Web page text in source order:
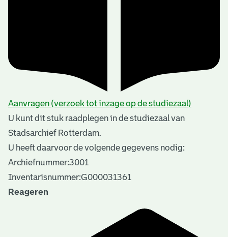
Aanvragen (verzoek tot inzage op de studiezaal)
U kunt dit stuk raadplegen in de studiezaal van
Stadsarchief Rotterdam.
U heeft daarvoor de volgende gegevens nodig:
Archiefnummer:3001
Inventarisnummer:G000031361
Reageren